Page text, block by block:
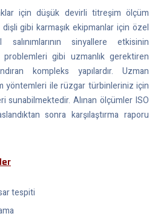
için düşük devirli titreşim ölçüm
gibi karmaşık ekipmanlar için özel
sinyallere etkisinin
gibi uzmanlık gerektiren
kompleks yapılardır. Uzman
yöntemleri ile rüzgar türbinleriniz için
sunabilmektedir. Alınan ölçümler ISO
sonra karşılaştırma raporu
tespiti